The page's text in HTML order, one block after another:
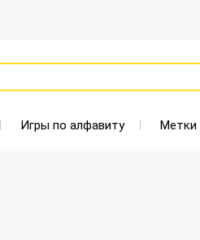
Игры по алфавиту Метки